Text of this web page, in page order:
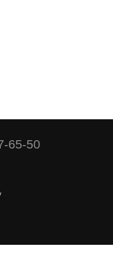
65-50